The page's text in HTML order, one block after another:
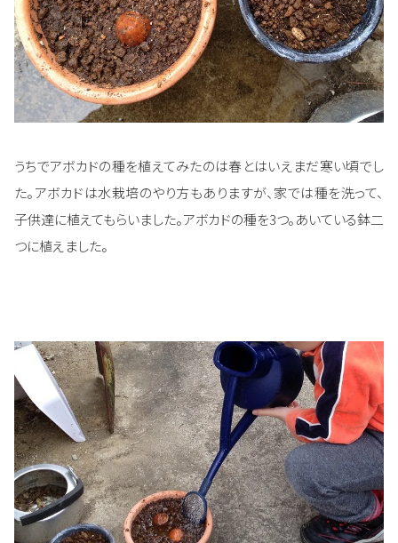
うちでアボカドの種を植えてみたのは春とはいえまだ寒い頃でし
た。アボカドは水栽培のやり方もありますが、家では種を洗って、
子供達に植えてもらいました。アボカドの種を3つ。あいている鉢二
つに植えました。